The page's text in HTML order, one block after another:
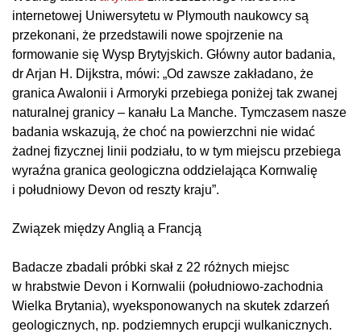
internetowej Uniwersytetu w Plymouth naukowcy są
przekonani, że przedstawili nowe spojrzenie na
formowanie się Wysp Brytyjskich. Główny autor badania,
dr Arjan H. Dijkstra, mówi: „Od zawsze zakładano, że
granica Awalonii i Armoryki przebiega poniżej tak zwanej
naturalnej granicy – kanału La Manche. Tymczasem nasze
badania wskazują, że choć na powierzchni nie widać
żadnej fizycznej linii podziału, to w tym miejscu przebiega
wyraźna granica geologiczna oddzielająca Kornwalię
i południowy Devon od reszty kraju”.
Związek między Anglią a Francją
Badacze zbadali próbki skał z 22 różnych miejsc
w hrabstwie Devon i Kornwalii (południowo-zachodnia
Wielka Brytania), wyeksponowanych na skutek zdarzeń
geologicznych, np. podziemnych erupcji wulkanicznych.